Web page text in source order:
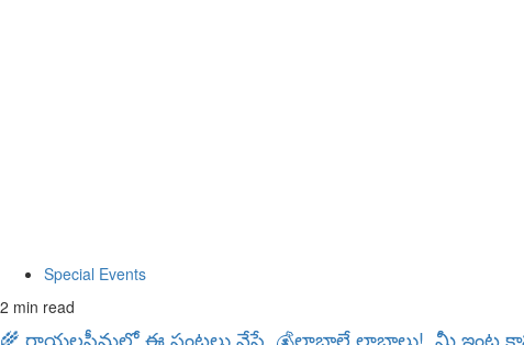
Special Events
2 min read
🌾 రాయలసీమలో ఈ పంటలు వేస్తే..💰లాభాలే లాభాలు! .మీ ఇంట